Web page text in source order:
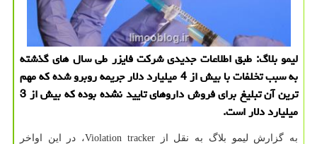
لیمو بلاگ: طبق اطلاعات جدیدی شرکت فایزر طی سال های گذشته
به سبب تخلفات با بیش از 4 میلیارد دلار جریمه روبرو شده که مهم
ترین آن تبلیغ برای فروش داروهای تایید نشده بوده که بیش از 3
میلیارد دلار است.
به گزارش لیمو بلاگ به نقل از Violation tracker، در این اواخر